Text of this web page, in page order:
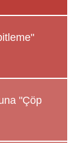
"Çöp